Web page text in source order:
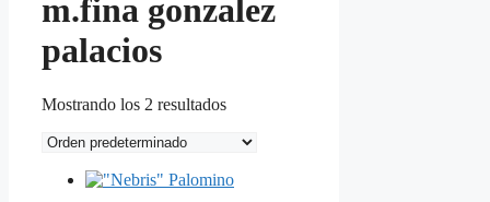
m.fina gonzalez
palacios
Mostrando los 2 resultados